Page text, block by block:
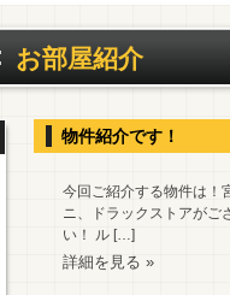
お部屋紹介
物件紹介です！
今回ご紹介する物件は
ニ、ドラックストアがご
い！ ル […]
詳細を見る »